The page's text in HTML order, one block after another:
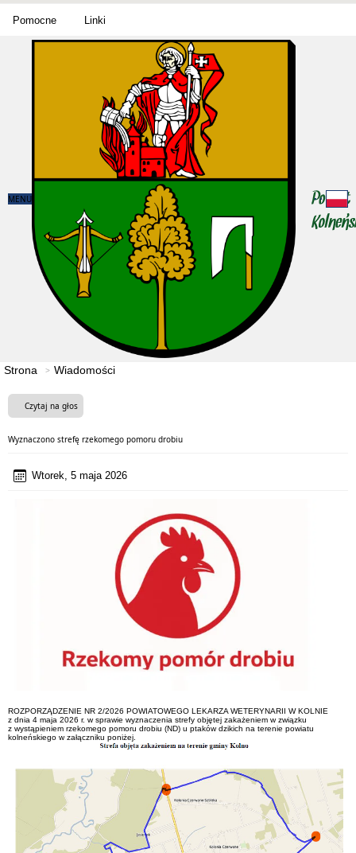
Pomocne Linki
MENU
Strona Wiadomości
Czytaj na głos
Wyznaczono strefę rzekomego pomoru drobiu
Wtorek, 5 maja 2026
ROZPORZĄDZENIE NR 2/2026 POWIATOWEGO LEKARZA WETERYNARII W KOLNIE
z dnia 4 maja 2026 r. w sprawie wyznaczenia strefy objętej zakażeniem w związku
z wystąpieniem rzekomego pomoru drobiu (ND) u ptaków dzikich na terenie powiatu
kolneńskiego w załączniku poniżej.